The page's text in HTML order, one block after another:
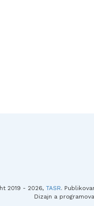
2019 - 2026, TASR.
Dizajn a